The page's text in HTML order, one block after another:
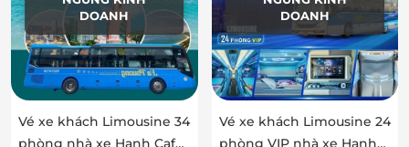
DOANH
Vé xe khách Limousine 34
phòng nhà xe Hạnh Café
DOANH
Vé xe khách Limousine 24
phòng VIP nhà xe Hạnh